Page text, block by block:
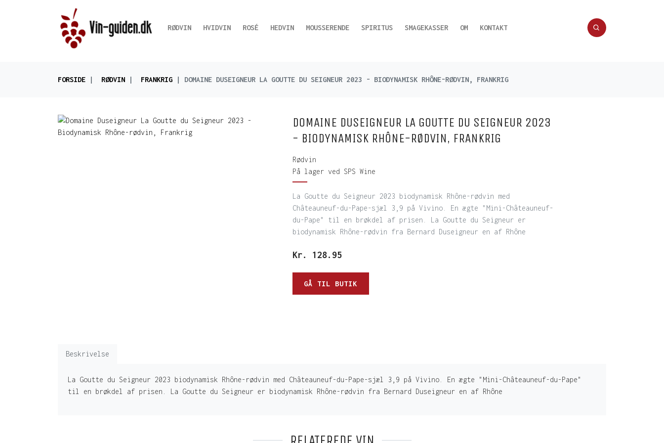
RØDVIN HVIDVIN ROSÉ HEDVIN MOUSSERENDE SPIRITUS SMAGEKASSER OM KONTAKT
FORSIDE RØDVIN FRANKRIG DOMAINE DUSEIGNEUR LA GOUTTE DU SEIGNEUR 2023 - BIODYNAMISK RHÔNE-RØDVIN, FRANKRIG
DOMAINE DUSEIGNEUR LA GOUTTE DU SEIGNEUR 2023
- BIODYNAMISK RHÔNE-RØDVIN, FRANKRIG
Rødvin
På lager ved SPS Wine
La Goutte du Seigneur 2023 biodynamisk Rhône-rødvin med
Châteauneuf-du-Pape-sjæl 3,9 på Vivino. En ægte "Mini-Châteauneuf-
du-Pape" til en brøkdel af prisen. La Goutte du Seigneur er
biodynamisk Rhône-rødvin fra Bernard Duseigneur en af Rhône
Kr. 128.95
GÅ TIL BUTIK
Beskrivelse
La Goutte du Seigneur 2023 biodynamisk Rhône-rødvin med Châteauneuf-du-Pape-sjæl 3,9 på Vivino. En ægte "Mini-Châteauneuf-du-Pape"
til en brøkdel af prisen. La Goutte du Seigneur er biodynamisk Rhône-rødvin fra Bernard Duseigneur en af Rhône